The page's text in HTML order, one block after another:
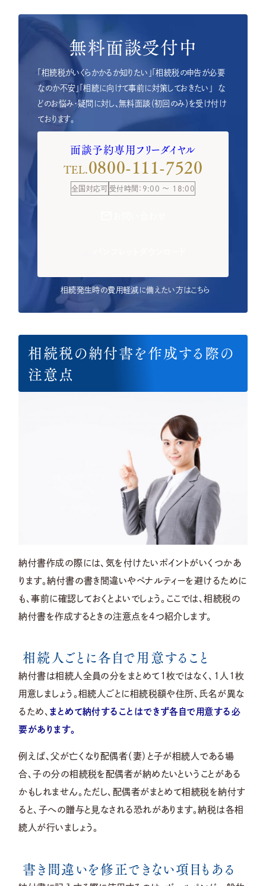
無料面談受付中
「相続税がいくらかかるか知りたい」「相続税の申告が必要
なのか不安」「相続に向けて事前に対策しておきたい」 な
どのお悩み・疑問に対し、無料面談（初回のみ）を受け付け
ております。
面談予約専用フリーダイヤル
TEL.0800-111-7520
全国対応可 受付時間：9:00 ～ 18:00
相続発生時の費用軽減に備えたい方はこちら
相続税の納付書を作成する際の
注意点
納付書作成の際には、気を付けたいポイントがいくつかあ
ります。納付書の書き間違いやペナルティーを避けるために
も、事前に確認しておくとよいでしょう。ここでは、相続税の
納付書を作成するときの注意点を4つ紹介します。
相続人ごとに各自で用意すること
納付書は相続人全員の分をまとめて1枚ではなく、1人1枚
用意しましょう。相続人ごとに相続税額や住所、氏名が異な
るため、 まとめて納付することはできず各自で用意する必
要があります。
例えば、父が亡くなり配偶者（妻）と子が相続人である場
合、子の分の相続税を配偶者が納めたいということがある
かもしれません。ただし、配偶者がまとめて相続税を納付す
ると、子への贈与と見なされる恐れがあります。納税は各相
続人が行いましょう。
書き間違いを修正できない項目もある